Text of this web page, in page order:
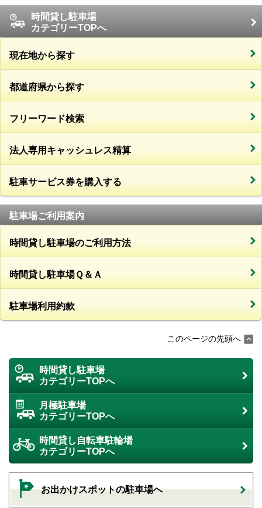
時間貸し駐車場
カテゴリーTOPへ
現在地から探す
都道府県から探す
フリーワード検索
法人専用キャッシュレス精算
駐車サービス券を購入する
駐車場ご利用案内
時間貸し駐車場のご利用方法
時間貸し駐車場Ｑ＆Ａ
駐車場利用約款
このページの先頭へ
時間貸し駐車場
カテゴリーTOPへ
月極駐車場
カテゴリーTOPへ
時間貸し自転車駐輪場
カテゴリーTOPへ
お出かけスポットの駐車場へ